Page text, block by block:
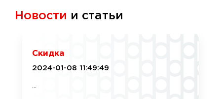
Новости и статьи
Скидка
2024-01-08 11:49:49